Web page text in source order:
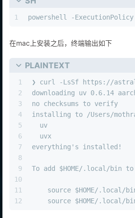
1 powershell -ExecutionPolicy
在mac上安装之后，终端输出如下
PLAINTEXT
1
2
3
4
5
6
7
8
9
10
11
12
❯ curl -LsSf https://
downloading uv 0.6.14
no checksums to verify
installing to /Users/
  uv
  uvx
everything's installed!
To add $HOME/.local/bin
source $HOME/.local/
source $HOME/.local/